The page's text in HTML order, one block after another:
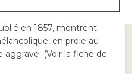
en 1857, montrent
en proie au
aggrave. (Voir la fiche de